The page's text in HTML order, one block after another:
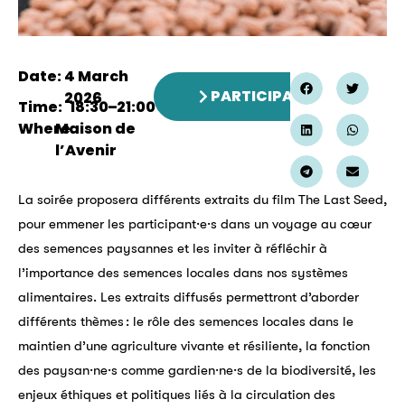
La soirée proposera différents extraits du film The Last Seed,
pour emmener les participant·e·s dans un voyage au cœur
des semences paysannes et les inviter à réfléchir à
l’importance des semences locales dans nos systèmes
alimentaires. Les extraits diffusés permettront d’aborder
différents thèmes : le rôle des semences locales dans le
maintien d’une agriculture vivante et résiliente, la fonction
des paysan·ne·s comme gardien·ne·s de la biodiversité, les
enjeux éthiques et politiques liés à la circulation des
Date:4 March
2026
Time: 18:30–21:00
Where:Maison de
l’Avenir
PARTICIPATE